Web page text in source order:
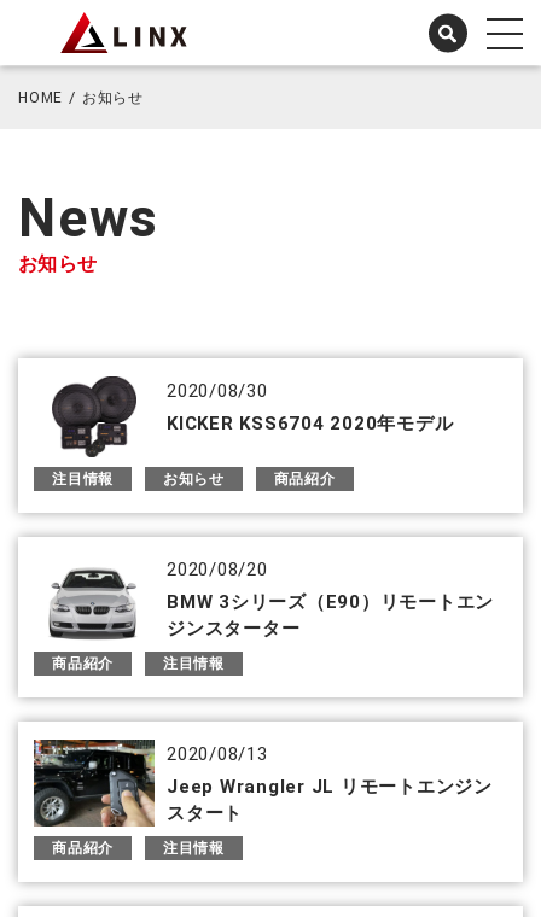
HOME お知らせ
News
お知らせ
2020/08/30
KICKER KSS6704 2020年モデル
注目情報 お知らせ 商品紹介
2020/08/20
BMW 3シリーズ（E90）リモートエン
ジンスターター
商品紹介 注目情報
2020/08/13
Jeep Wrangler JL リモートエンジン
スタート
商品紹介 注目情報